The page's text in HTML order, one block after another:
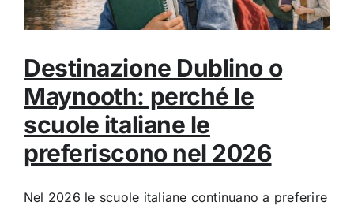
Destinazione Dublino o
Maynooth: perché le
scuole italiane le
preferiscono nel 2026
Nel 2026 le scuole italiane continuano a preferire